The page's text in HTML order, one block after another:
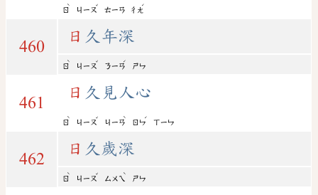
ㄖ
ˋ
ㄐㄧㄡ
ˇ
ㄊㄧㄢ ㄔㄤ
ˊ
460
日 久年深
ㄖ
ˋ
ㄐㄧㄡ
ˇ
ㄋㄧㄢ
ˊ
ㄕㄣ
461
日 久見人心
ㄖ
ˋ
ㄐㄧㄡ
ˇ
ㄐㄧㄢ
ˋ
ㄖㄣ
ˊ
ㄒㄧㄣ
462
日 久歲深
ㄖ
ˋ
ㄐㄧㄡ
ˇ
ㄙㄨㄟ
ˋ
ㄕㄣ